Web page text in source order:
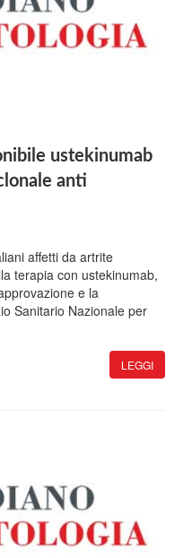
ustekinumab
anti
affetti da artrite
terapia con ustekinumab,
e la
Sanitario Nazionale per
LEGGI